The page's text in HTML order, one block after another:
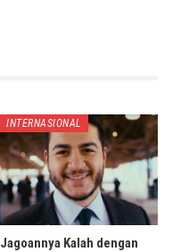
INTERNASIONAL
Jagoannya Kalah dengan